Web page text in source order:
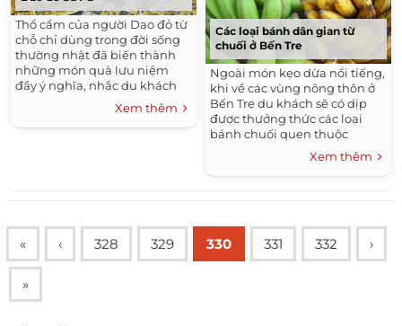
Thổ cẩm của người Dao đỏ từ
chỗ chỉ dùng trong đời sống
thường nhật đã biến thành
những món quà lưu niệm
đầy ý nghĩa, nhắc du khách
nhớ về một vùng miền tươi
Xem thêm
Các loại bánh dân gian từ
chuối ở Bến Tre
Ngoài món kẹo dừa nổi tiếng,
khi về các vùng nông thôn ở
Bến Tre du khách sẽ có dịp
được thưởng thức các loại
bánh chuối quen thuộc
nhưng cũng không kém
Xem thêm
« ‹ 328 329 330 331 332 ›
»